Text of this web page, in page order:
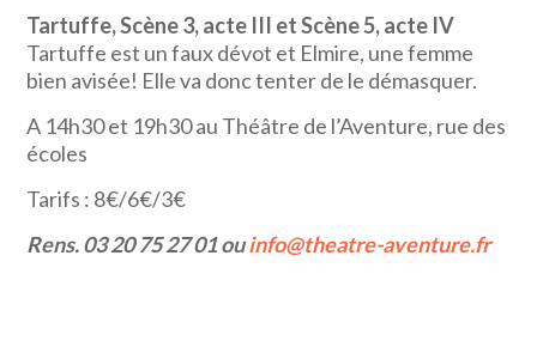
Tartuffe, Scène 3, acte III et Scène 5, acte IV
Tartuffe est un faux dévot et Elmire, une femme
bien avisée! Elle va donc tenter de le démasquer.
A 14h30 et 19h30 au Théâtre de l’Aventure, rue des
écoles
Tarifs : 8€/6€/3€
Rens. 03 20 75 27 01 ouinfo@theatre-aventure.fr